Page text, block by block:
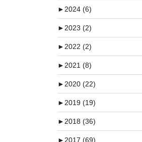
►2024 (6)
►2023 (2)
►2022 (2)
►2021 (8)
►2020 (22)
►2019 (19)
►2018 (36)
►2017 (69)